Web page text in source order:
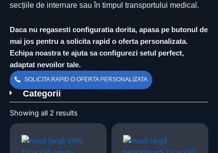
secțiile de internare sau în timpul transportului medical.
Daca nu regasesti configuratia dorita, apasa pe butonul de
mai jos pentru a solicita rapid o oferta personalizata.
Echipa noastra te ajuta sa configurezi setul perfect,
adaptat nevoilor tale.
SOLICITA RAPID O OFERTA PERSONALIZATA
Categorii
Showing all 2 results